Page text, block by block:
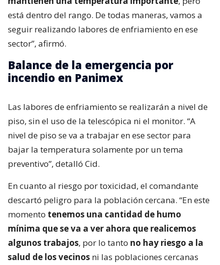
está dentro del rango. De todas maneras, vamos a
seguir realizando labores de enfriamiento en ese
sector”, afirmó.
Balance de la emergencia por
incendio en Panimex
Las labores de enfriamiento se realizarán a nivel de
piso, sin el uso de la telescópica ni el monitor. “A
nivel de piso se va a trabajar en ese sector para
bajar la temperatura solamente por un tema
preventivo”, detalló Cid.
En cuanto al riesgo por toxicidad, el comandante
descartó peligro para la población cercana. “En este
momento tenemos una cantidad de humo
mínima que se va a ver ahora que realicemos
algunos trabajos, por lo tanto no hay riesgo a la
salud de los vecinos ni las poblaciones cercanas